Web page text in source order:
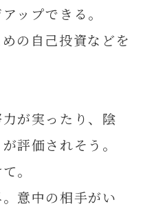
ップできる。
の自己投資などを
が実ったり、陰
評価されそう。
。
意中の相手がい